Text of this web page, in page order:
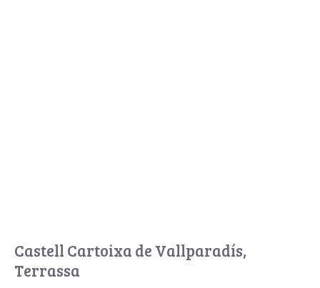
Castell Cartoixa de Vallparadís,
Terrassa